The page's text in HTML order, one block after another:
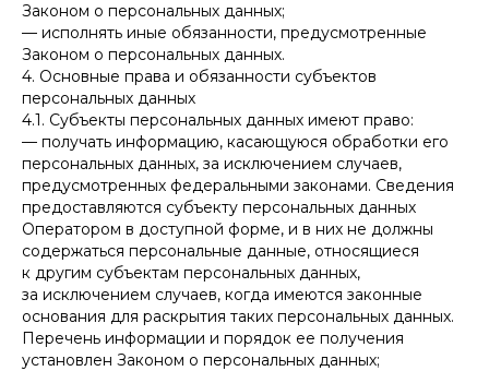
Законом о персональных данных;
— исполнять иные обязанности, предусмотренные
Законом о персональных данных.
4. Основные права и обязанности субъектов
персональных данных
4.1. Субъекты персональных данных имеют право:
— получать информацию, касающуюся обработки его
персональных данных, за исключением случаев,
предусмотренных федеральными законами. Сведения
предоставляются субъекту персональных данных
Оператором в доступной форме, и в них не должны
содержаться персональные данные, относящиеся
к другим субъектам персональных данных,
за исключением случаев, когда имеются законные
основания для раскрытия таких персональных данных.
Перечень информации и порядок ее получения
установлен Законом о персональных данных;